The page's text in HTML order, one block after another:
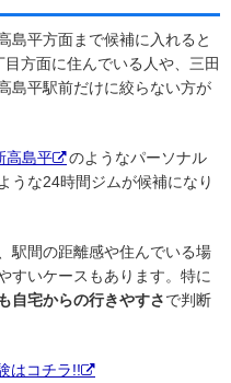
島平方面まで候補に入れると
方面に住んでいる人や、三田
島平駅前だけに絞らない方が
高島平
のようなパーソナル
うな24時間ジムが候補になり
駅間の距離感や住んでいる場
すいケースもあります。特に
自宅からの行きやすさで判断
はコチラ!!